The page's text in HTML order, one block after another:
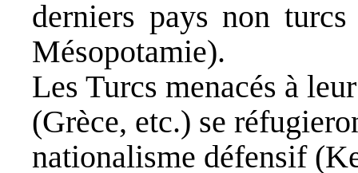
derniers pays non
Mésopotamie).
Les Turcs menacés à
(Grèce, etc.) se
nationalisme défensif